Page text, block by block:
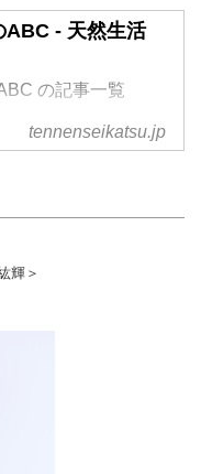
ABC - 天然生活
の記事一覧
tennenseikatsu.jp
輝＞